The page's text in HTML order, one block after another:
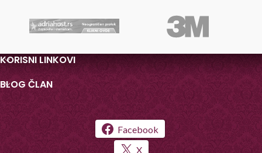
KORISNI LINKOVI
BLOG ČLAN
Facebook
X